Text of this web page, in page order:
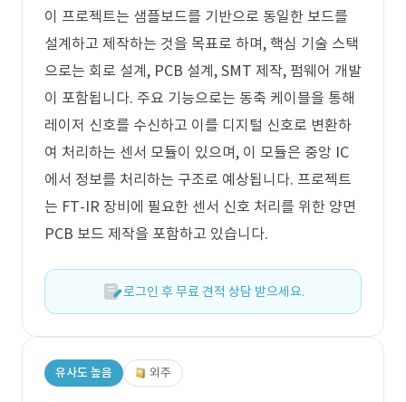
이 프로젝트는 샘플보드를 기반으로 동일한 보드를
설계하고 제작하는 것을 목표로 하며, 핵심 기술 스택
으로는 회로 설계, PCB 설계, SMT 제작, 펌웨어 개발
이 포함됩니다. 주요 기능으로는 동축 케이블을 통해
레이저 신호를 수신하고 이를 디지털 신호로 변환하
여 처리하는 센서 모듈이 있으며, 이 모듈은 중앙 IC
에서 정보를 처리하는 구조로 예상됩니다. 프로젝트
는 FT-IR 장비에 필요한 센서 신호 처리를 위한 양면
PCB 보드 제작을 포함하고 있습니다.
로그인 후 무료 견적 상담 받으세요.
유사도 높음 외주